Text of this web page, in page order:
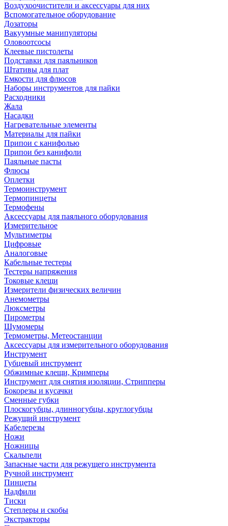
Воздухоочистители и аксессуары для них
Вспомогательное оборудование
Дозаторы
Вакуумные манипуляторы
Оловоотсосы
Клеевые пистолеты
Подставки для паяльников
Штативы для плат
Емкости для флюсов
Наборы инструментов для пайки
Расходники
Жала
Насадки
Нагревательные элементы
Материалы для пайки
Припои с канифолью
Припои без канифоли
Паяльные пасты
Флюсы
Оплетки
Термоинструмент
Термопинцеты
Термофены
Аксессуары для паяльного оборудования
Измерительное
Мультиметры
Цифровые
Аналоговые
Кабельные тестеры
Тестеры напряжения
Токовые клещи
Измерители физических величин
Анемометры
Люксметры
Пирометры
Шумомеры
Термометры, Метеостанции
Аксессуары для измерительного оборудования
Инструмент
Губцевый инструмент
Обжимные клещи, Кримперы
Инструмент для снятия изоляции, Стрипперы
Бокорезы и кусачки
Сменные губки
Плоскогубцы, длинногубцы, круглогубцы
Режущий инструмент
Кабелерезы
Ножи
Ножницы
Скальпели
Запасные части для режущего инструмента
Ручной инструмент
Пинцеты
Надфили
Тиски
Степлеры и скобы
Экстракторы